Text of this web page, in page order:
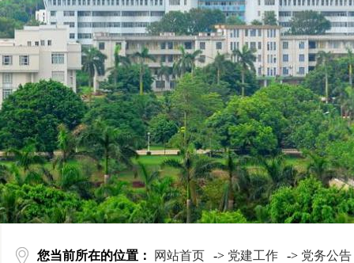
您当前所在的位置： 网站首页 -> 党建工作 -> 党务公告